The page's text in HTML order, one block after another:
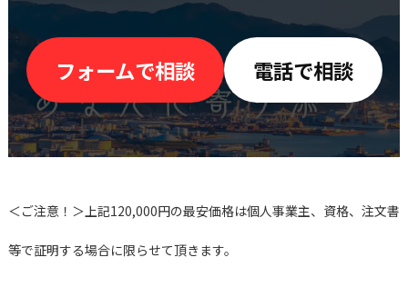
フォームで相談 電話で相談
＜ご注意！＞上記120,000円の最安価格は個人事業主、資格、注文書
等で証明する場合に限らせて頂きます。